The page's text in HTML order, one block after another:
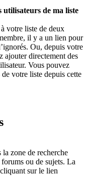
de ma liste
votre liste de deux
il y a un lien pour
Ou, depuis votre
ajouter directement des
Vous pouvez
votre liste depuis cette
la zone de recherche
ou de sujets. La
sur le lien